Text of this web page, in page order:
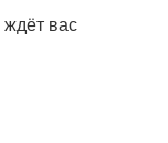
вас